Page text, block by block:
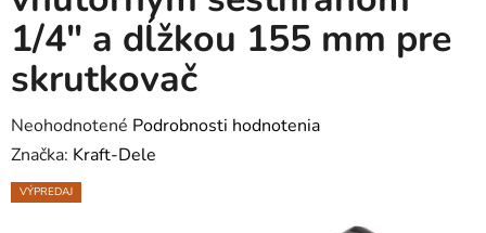
1/4" a dĺžkou 155 mm pre
skrutkovač
Priemerné
hodnotenie
produktu
Neohodnotené Podrobnosti hodnotenia
Značka: Kraft-Dele
VÝPREDAJ